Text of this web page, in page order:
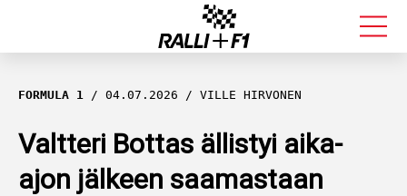
FORMULA 1
RALLI
KALLE ROVANPERÄ
FORMULA 1 04.07.2026 VILLE HIRVONEN
Valtteri Bottas ällistyi aika-
ajon jälkeen saamastaan